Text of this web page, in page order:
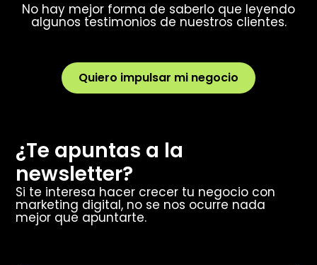
No hay mejor forma de saberlo que leyendo
algunos testimonios de nuestros clientes.
Quiero impulsar mi negocio
¿Te apuntas a la
newsletter?
Si te interesa hacer crecer tu negocio con
marketing digital, no se nos ocurre nada
mejor que apuntarte.